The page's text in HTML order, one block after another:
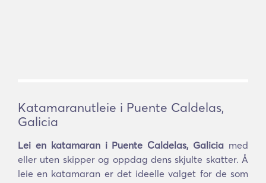
Katamaranutleie i Puente Caldelas,
Galicia
Lei en katamaran i Puente Caldelas, Galicia med
eller uten skipper og oppdag dens skjulte skatter. Å
leie en katamaran er det ideelle valget for de som